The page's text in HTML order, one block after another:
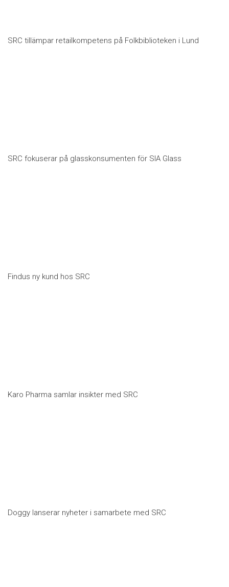
SRC tillämpar retailkompetens på Folkbiblioteken i Lund
SRC fokuserar på glasskonsumenten för SIA Glass
Findus ny kund hos SRC
Karo Pharma samlar insikter med SRC
Doggy lanserar nyheter i samarbete med SRC